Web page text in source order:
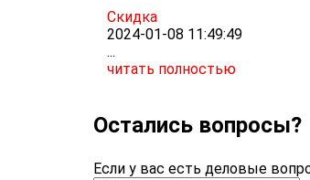
Скидка
2024-01-08 11:49:49
...
читать полностью
Остались вопросы?
Если у вас есть деловые